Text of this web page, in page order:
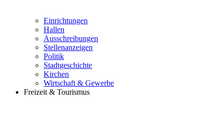
Einrichtungen
Hallen
Ausschreibungen
Stellenanzeigen
Politik
Stadtgeschichte
Kirchen
Wirtschaft & Gewerbe
Freizeit & Tourismus